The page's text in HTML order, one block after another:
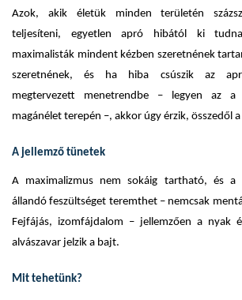
Azok, akik életük minden területén
teljesíteni, egyetlen apró hibától ki
maximalisták mindent kézben szeretnének
szeretnének, és ha hiba csúszik az
megtervezett menetrendbe – legyen az
magánélet terepén –, akkor úgy érzik, összedől a
A jellemző tünetek
A maximalizmus nem sokáig tartható, és a
állandó feszültséget teremthet – nemcsak
Fejfájás, izomfájdalom – jellemzően a nyak
alvászavar jelzik a bajt.
Mit tehetünk?